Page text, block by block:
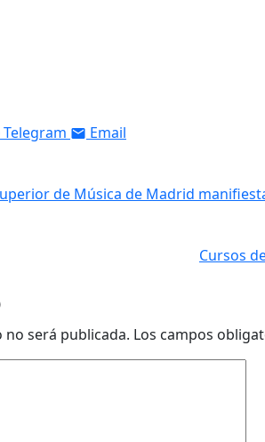
Telegram Email
de Música de Madrid
Cursos
será publicada. Los campos